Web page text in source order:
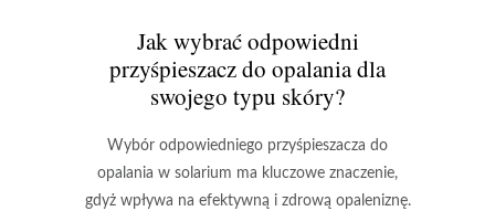
Jak wybrać odpowiedni
przyśpieszacz do opalania dla
swojego typu skóry?
Wybór odpowiedniego przyśpieszacza do
opalania w solarium ma kluczowe znaczenie,
gdyż wpływa na efektywną i zdrową opaleniznę.